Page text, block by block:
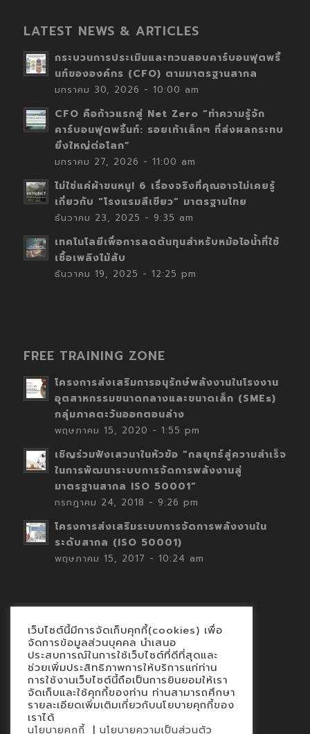
LATEST NEWS & ARTICLES
กระบวนการประเมินและทวนสอบคาร์บอนฟุตพริ้
นท์ขององค์กร (CFO) ตามมาตรฐานสากล
มกราคม 30, 2026 - 10:00 am
CFO คือก้าวแรกสู่ Net Zero “ทำความรู้จัก
คาร์บอนฟุตพริ้นท์: รอยเท้าเล็กๆ ที่ส่งผลกระทบ
ยิ่งใหญ่ต่อโลก”
มกราคม 27, 2026 - 11:00 am
ไม่ใช่แค่ผ้าขนหนู! 6 เรื่องจริงที่คุณอาจไม่เคยรู้
เกี่ยวกับ “โรงแรมสีเขียว” มาตรฐานไทย
ธันวาคม 23, 2025 - 9:35 am
เทคโนโลยีเพื่อการลดต้นทุนสำหรับหม้อไอน้ำที่ใช้
เชื้อเพลิงไม้สับ
ธันวาคม 19, 2025 - 12:25 pm
FREE TRAINING ZONE
โครงการส่งเสริมการอนุรักษ์พลังงานในโรงงาน
อุตสาหกรรมขนาดกลางและขนาดเล็ก (SMEs)
กลุ่มภาคตะวันออกตอนล่าง
พฤษภาคม 15, 2020 - 1:55 pm
เชิญร่วมฟังเสวนาในหัวข้อ “กลยุทธ์สู่ความสำเร็จ
ในการพัฒนาระบบการจัดการพลังงานสู่
มาตรฐานสากล ISO 50001”
กรกฎาคม 24, 2018 - 9:26 pm
โครงการส่งเสริมระบบการจัดการพลังงานใน
ระดับสากล (ISO 50001)
พฤษภาคม 15, 2017 - 10:24 am
Contact
นโยบายคุกกี้
นโยบายข้อมูลส่วนบุคคล
เว็บไซต์นี้มีการจัดเก็บคุกกี้(cookies) เพื่อ
จัดการข้อมูลส่วนบุคคล นำเสนอ
ประสบการณ์ในการใช้เว็บไซต์ที่ดีที่สุดและ
ช่วยเพิ่มประสิทธิภาพการให้บริการแก่ท่าน
การใช้งานเว็บไซต์นี้ถือเป็นการยินยอมให้เรา
จัดเก็บและใช้คุกกี้ของท่าน ท่านสามารถศึกษา
รายละเอียดเพิ่มเติมเกี่ยวกับนโยบายคุกกี้ของ
เราได้
นโยบายคุกกี้ | นโยบายความเป็นส่วนตัว